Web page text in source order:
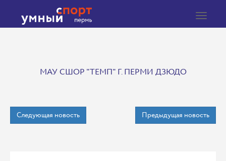
Toggle
МАУ СШОР "ТЕМП" Г. ПЕРМИ ДЗЮДО
Следующая новость Предыдущая новость